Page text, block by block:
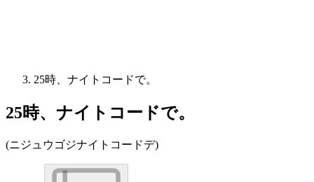
25時、ナイトコードで。
25時、ナイトコードで。
(ニジュウゴジナイトコードデ)